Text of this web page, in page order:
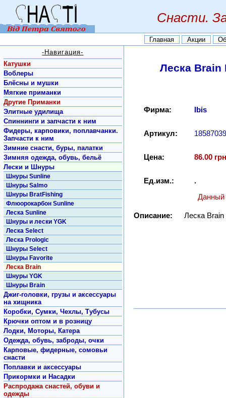
Снасти.
Главная Акции
Леска Brain
Фирма: Ibis
Артикул: 18587039
Цена: 86.00
Ед.изм.:
.
Данный
Описание: Леска
-Навигация-
Катушки
Воблеры
Блёсны и мушки
Мягкие приманки
Другие Приманки
Элитные удилища
Спиннинги и запчасти к ним
Фидеры, карповики, поплавчанки.
Запчасти к ним
Зимние снасти, буры, палатки
Зимняя одежда, обувь, бельё
Лески и Шнуры
Шнуры Sunline
Шнуры Salmo
Шнуры BratFishing
Флюорокарбон Sunline
Леска Sunline
Шнуры и лески YGK
Леска Select
Леска Prologic
Шнуры Select
Шнуры Favorite
Леска Brain
Шнуры YGK
Шнуры Brain
Джиг-головки, грузы и аксессуары
на хищника
Коробки, Сумки, Чехлы, Тубусы
Крючки оптом и в розницу
Лодки, Моторы, Катера
Одежда, обувь, заброды, очки
Карповые, фидерные, сомовьи
снасти
Поплавки и аксессуары
Прикормки и Насадки
Распродажа снастей, обуви и
одежды